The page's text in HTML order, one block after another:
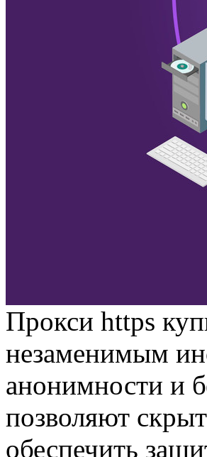
Прoкси https
незаменимым
анонимности и
позволяют
обеспечить